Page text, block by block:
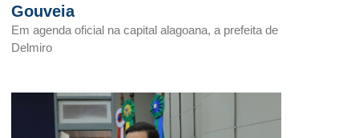
Gouveia
Em agenda oficial na capital alagoana, a prefeita de
Delmiro